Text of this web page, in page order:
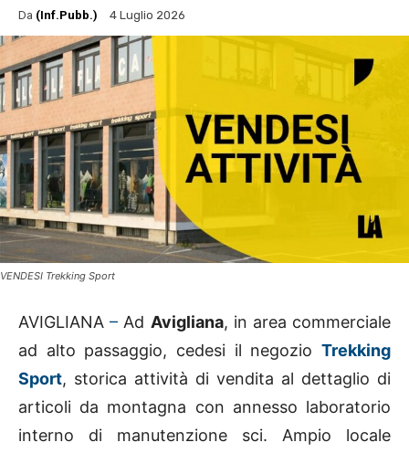
Da (Inf.Pubb.) 4 Luglio 2026
VENDESI Trekking Sport
AVIGLIANA– Ad Avigliana, in area commerciale
ad alto passaggio, cedesi il negozio Trekking
Sport, storica attività di vendita al dettaglio di
articoli da montagna con annesso laboratorio
interno di manutenzione sci. Ampio locale